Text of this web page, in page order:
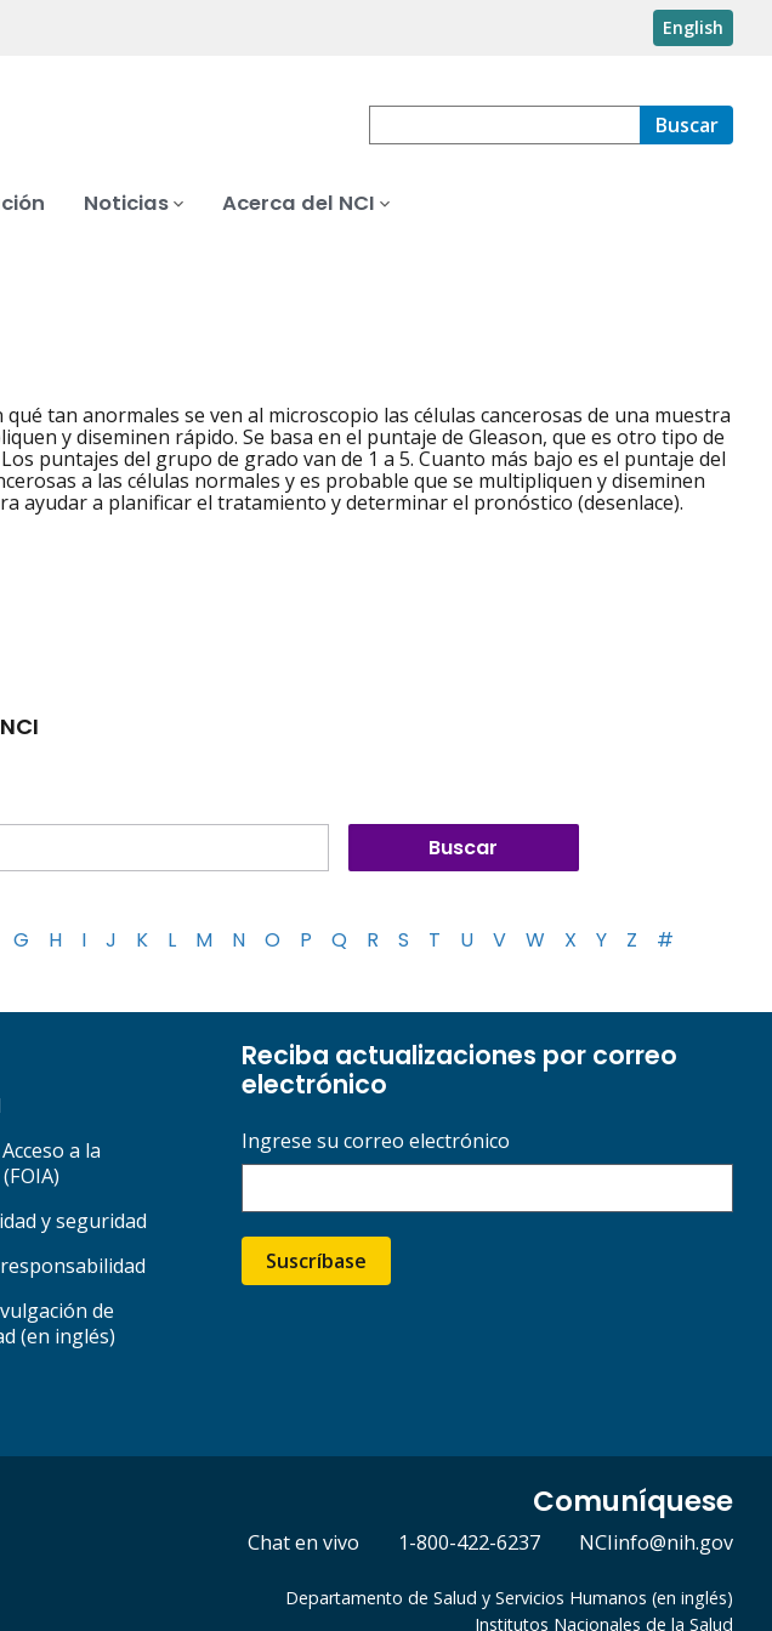
English
Buscar
Noticias Acerca del NCI
tan anormales se ven al microscopio las células cancerosas de una muestra
y diseminen rápido. Se basa en el puntaje de Gleason, que es otro tipo de
puntajes del grupo de grado van de 1 a 5. Cuanto más bajo es el puntaje del
a las células normales y es probable que se multipliquen y diseminen
ayudar a planificar el tratamiento y determinar el pronóstico (desenlace).
G H I J K L M N O P Q R S T U V W X Y Z #
a la
y seguridad
de
(en inglés)
Reciba actualizaciones por correo
electrónico
Ingrese su correo electrónico
Suscríbase
Comuníquese
Chat en vivo 1-800-422-6237 NCIinfo@nih.gov
Departamento de Salud y Servicios Humanos (en inglés)
Institutos Nacionales de la Salud